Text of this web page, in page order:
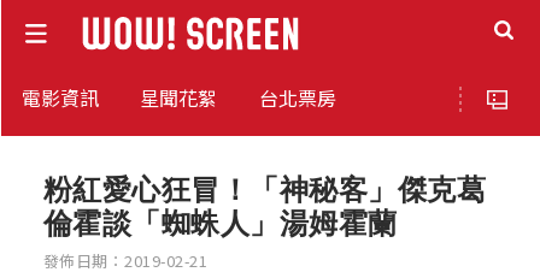
電影資訊 星聞花絮 台北票房
粉紅愛心狂冒！「神秘客」傑克葛
倫霍談「蜘蛛人」湯姆霍蘭
發佈日期：2019-02-21